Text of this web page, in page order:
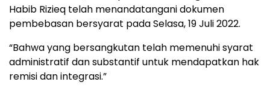
Habib Rizieq telah menandatangani dokumen
pembebasan bersyarat pada Selasa, 19 Juli 2022.
“Bahwa yang bersangkutan telah memenuhi syarat
administratif dan substantif untuk mendapatkan hak
remisi dan integrasi.”